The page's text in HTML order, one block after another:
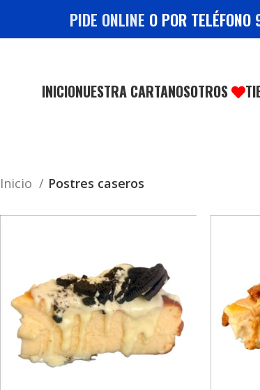
PIDE ONLINE O POR TELÉFONO
INICIONUESTRA CARTANOSOTROS
Inicio Postres caseros